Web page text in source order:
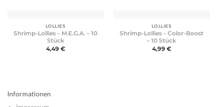
LOLLIES
Shrimp-Lollies – M.E.G.A. – 10
Stück
4,49 €
LOLLIES
Shrimp-Lollies – Color-Boost
– 10 Stück
4,99 €
Informationen